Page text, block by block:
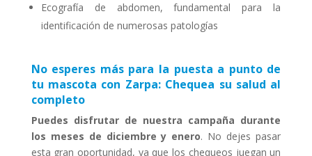
Ecografía de abdomen, fundamental para la
identificación de numerosas patologías
No esperes más para la puesta a punto de
tu mascota con Zarpa: Chequea su salud al
completo
Puedes disfrutar de nuestra campaña durante
los meses de diciembre y enero. No dejes pasar
esta gran oportunidad, ya que los chequeos juegan un